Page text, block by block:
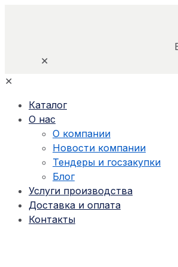
✕
✕
Каталог
О нас
О компании
Новости компании
Тендеры и госзакупки
Блог
Услуги производства
Доставка и оплата
Контакты